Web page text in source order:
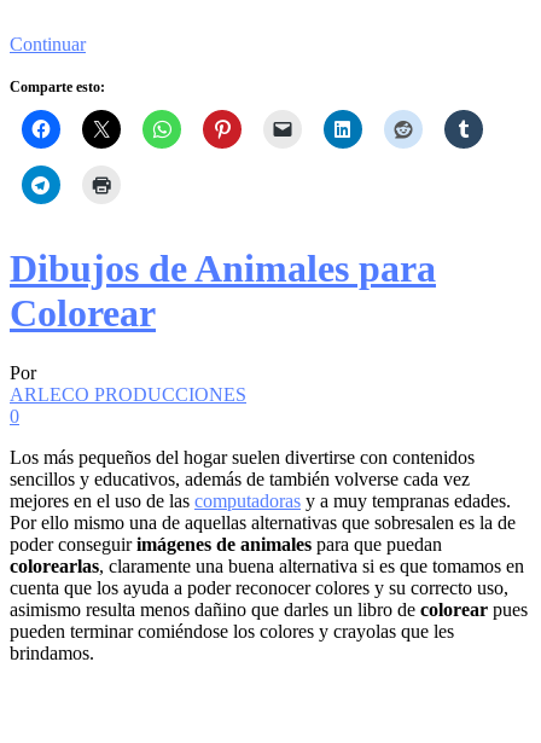
Continuar
Comparte esto:
Dibujos de Animales para
Colorear
Por
ARLECO PRODUCCIONES
0
Los más pequeños del hogar suelen divertirse con contenidos
sencillos y educativos, además de también volverse cada vez
mejores en el uso de las computadoras y a muy tempranas edades.
Por ello mismo una de aquellas alternativas que sobresalen es la de
poder conseguirimágenes de animales para que puedan
colorearlas, claramente una buena alternativa si es que tomamos en
cuenta que los ayuda a poder reconocer colores y su correcto uso,
asimismo resulta menos dañino que darles un libro de colorear pues
pueden terminar comiéndose los colores y crayolas que les
brindamos.